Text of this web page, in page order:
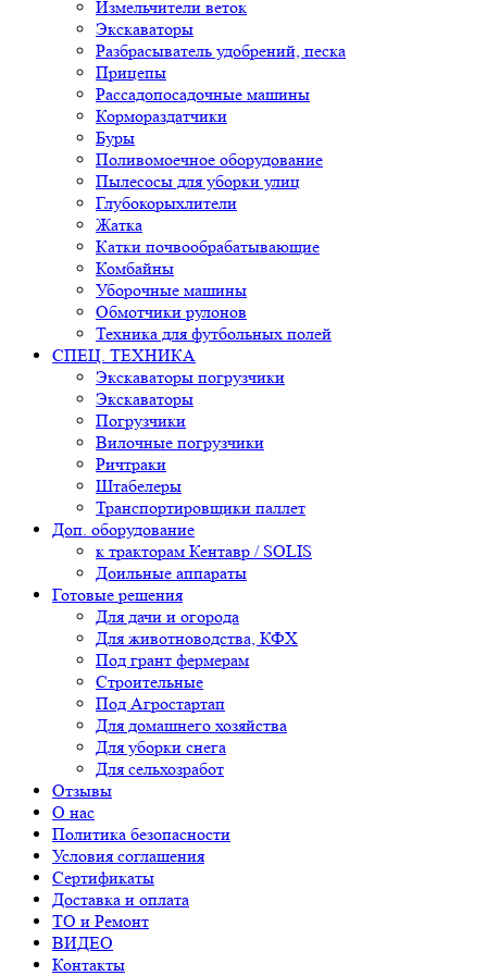
Измельчители веток
Экскаваторы
Разбрасыватель удобрений, песка
Прицепы
Рассадопосадочные машины
Кормораздатчики
Буры
Поливомоечное оборудование
Пылесосы для уборки улиц
Глубокорыхлители
Жатка
Катки почвообрабатывающие
Комбайны
Уборочные машины
Обмотчики рулонов
Техника для футбольных полей
СПЕЦ. ТЕХНИКА
Экскаваторы погрузчики
Экскаваторы
Погрузчики
Вилочные погрузчики
Ричтраки
Штабелеры
Транспортировщики паллет
Доп. оборудование
к тракторам Кентавр / SOLIS
Доильные аппараты
Готовые решения
Для дачи и огорода
Для животноводства, КФХ
Под грант фермерам
Строительные
Под Агростартап
Для домашнего хозяйства
Для уборки снега
Для сельхозработ
Отзывы
О нас
Политика безопасности
Условия соглашения
Сертификаты
Доставка и оплата
ТО и Ремонт
ВИДЕО
Контакты